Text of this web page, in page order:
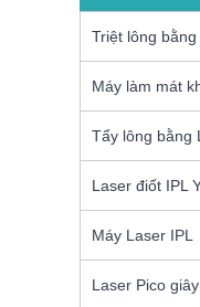
Triệt lông
Máy làm mát
Tẩy lông bằng
Laser điốt IPL
Máy Laser IPL
Laser Pico giây